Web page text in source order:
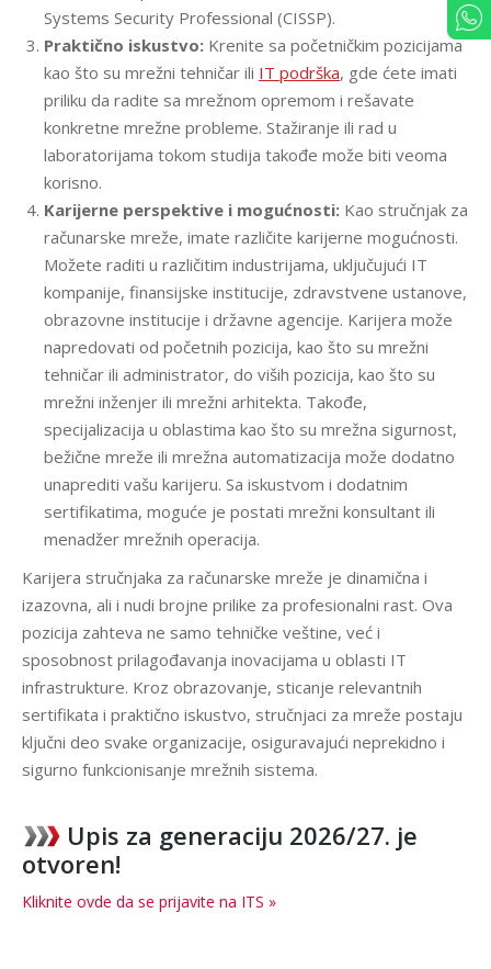
Systems Security Professional (CISSP).
Praktično iskustvo: Krenite sa početničkim pozicijama
kao što su mrežni tehničar ili IT podrška, gde ćete imati
priliku da radite sa mrežnom opremom i rešavate
konkretne mrežne probleme. Stažiranje ili rad u
laboratorijama tokom studija takođe može biti veoma
korisno.
Karijerne perspektive i mogućnosti: Kao stručnjak za
računarske mreže, imate različite karijerne mogućnosti.
Možete raditi u različitim industrijama, uključujući IT
kompanije, finansijske institucije, zdravstvene ustanove,
obrazovne institucije i državne agencije. Karijera može
napredovati od početnih pozicija, kao što su mrežni
tehničar ili administrator, do viših pozicija, kao što su
mrežni inženjer ili mrežni arhitekta. Takođe,
specijalizacija u oblastima kao što su mrežna sigurnost,
bežične mreže ili mrežna automatizacija može dodatno
unaprediti vašu karijeru. Sa iskustvom i dodatnim
sertifikatima, moguće je postati mrežni konsultant ili
menadžer mrežnih operacija.
Karijera stručnjaka za računarske mreže je dinamična i
izazovna, ali i nudi brojne prilike za profesionalni rast. Ova
pozicija zahteva ne samo tehničke veštine, već i
sposobnost prilagođavanja inovacijama u oblasti IT
infrastrukture. Kroz obrazovanje, sticanje relevantnih
sertifikata i praktično iskustvo, stručnjaci za mreže postaju
ključni deo svake organizacije, osiguravajući neprekidno i
sigurno funkcionisanje mrežnih sistema.
Upis za generaciju 2026/27. je
otvoren!
Kliknite ovde da se prijavite na ITS »